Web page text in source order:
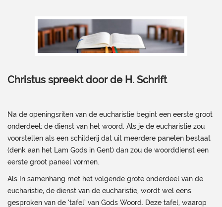
Christus spreekt door de H. Schrift
Na de openingsriten van de eucharistie begint een eerste groot
onderdeel: de dienst van het woord. Als je de eucharistie zou
voorstellen als een schilderij dat uit meerdere panelen bestaat
(denk aan het Lam Gods in Gent) dan zou de woorddienst een
eerste groot paneel vormen.
Als In samenhang met het volgende grote onderdeel van de
eucharistie, de dienst van de eucharistie, wordt wel eens
gesproken van de ‘tafel’ van Gods Woord. Deze tafel, waarop